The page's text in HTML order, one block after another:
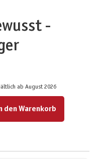
-
ab August 2026
die Schaltflächen um die Anzahl zu
den Warenkorb